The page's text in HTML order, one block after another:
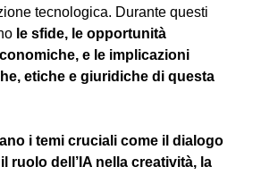
tecnologica. Durante questi
le sfide, le opportunità
e le implicazioni
etiche e giuridiche di questa
i temi cruciali come il dialogo
ruolo dell’IA nella creatività, la